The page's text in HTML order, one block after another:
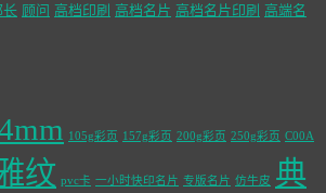
长 顾问 高档印刷 高档名片 高档名片印刷 高端名
105g彩页 157g彩页 200g彩页 250g彩页 C00A
纹 pvc卡 一小时快印名片 专版名片 仿牛皮 典